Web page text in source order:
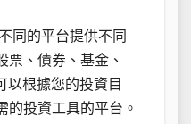
不同的平台提供不同
票、債券、基金、
以根據您的投資目
的投資工具的平台。